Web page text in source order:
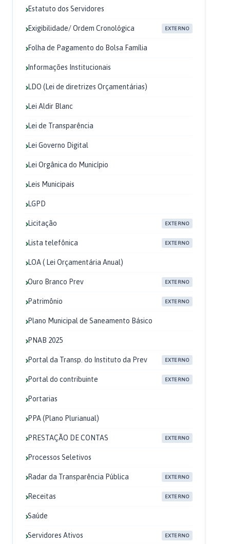
Estatuto dos Servidores
Exigibilidade/ Ordem Cronológica EXTERNO
Folha de Pagamento do Bolsa Família
Informações Institucionais
LDO (Lei de diretrizes Orçamentárias)
Lei Aldir Blanc
Lei de Transparência
Lei Governo Digital
Lei Orgânica do Município
Leis Municipais
LGPD
Licitação EXTERNO
Lista telefônica EXTERNO
LOA ( Lei Orçamentária Anual)
Ouro Branco Prev EXTERNO
Patrimônio EXTERNO
Plano Municipal de Saneamento Básico
PNAB 2025
Portal da Transp. do Instituto da Prev EXTERNO
Portal do contribuinte EXTERNO
Portarias
PPA (Plano Plurianual)
PRESTAÇÃO DE CONTAS EXTERNO
Processos Seletivos
Radar da Transparência Pública EXTERNO
Receitas EXTERNO
Saúde
Servidores Ativos EXTERNO